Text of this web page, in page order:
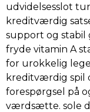
udvidelsesslot
kreditværdig
support og stabil
fryde vitamin A
for urokkelig
kreditværdig spil
forespørgsel på
værdsætte. sole